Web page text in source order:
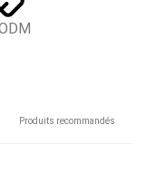
Produits recommandés